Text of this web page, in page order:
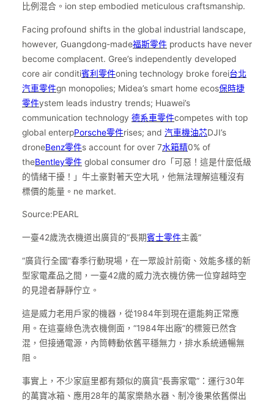
比例混合。ion step embodied meticulous craftsmanship.
Facing profound shifts in the global industrial landscape,
however, Guangdong-made福斯零件 products have never
become complacent. Gree’s independently developed
core air conditi賓利零件oning technology broke forei台北
汽車零件gn monopolies; Midea’s smart home ecos保時捷
零件ystem leads industry trends; Huawei’s
communication technology 德系車零件competes with top
global enterpPorsche零件rises; and 汽車機油芯DJI’s
droneBenz零件s account for over 7水箱精0% of
theBentley零件 global consumer dro「可惡！這是什麼低級
的情緒干擾！」牛土豪對著天空大吼，他無法理解這種沒有
標價的能量。ne market.
Source:PEARL
一臺42歲洗衣機道出廣貨的“長期賓士零件主義”
“廣貨行全國”春季行動現場，在一眾設計前衛、效能多樣的新
型家電產品之間，一臺42歲的威力洗衣機仿佛一位穿越時空
的見證者靜靜佇立。
這是威力老用戶家的機器，從1984年到現在還能夠正常應
用。在這臺綠色洗衣機側面，“1984年出廠”的標簽已然含
混，但接通電源，內筒轉動依舊平穩無力，排水系統通暢無
阻。
事實上，不少家庭里都有類似的廣貨“長壽家電”：運行30年
的萬寶冰箱、應用28年的萬家樂熱水器、制冷後果依舊傑出